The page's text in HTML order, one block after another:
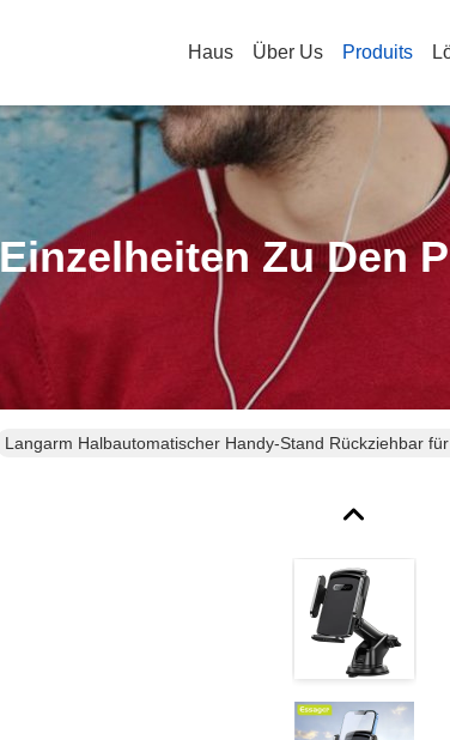
Haus Über Us Produits
Einzelheiten Zu Den
Langarm Halbautomatischer Handy-Stand Rückziehbar